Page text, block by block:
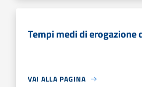
Tempi medi di erogazione
VAI ALLA PAGINA